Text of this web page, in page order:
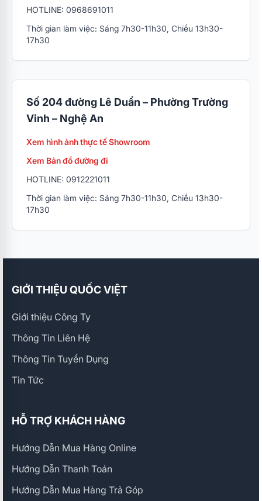
HOTLINE: 0968691011
Thời gian làm việc: Sáng 7h30-11h30, Chiều 13h30-
17h30
Số 204 đường Lê Duẩn – Phường Trường
Vinh – Nghệ An
Xem hình ảnh thực tế Showroom
Xem Bản đồ đường đi
HOTLINE: 0912221011
Thời gian làm việc: Sáng 7h30-11h30, Chiều 13h30-
17h30
GIỚI THIỆU QUỐC VIỆT
Giới thiệu Công Ty
Thông Tin Liên Hệ
Thông Tin Tuyển Dụng
Tin Tức
HỖ TRỢ KHÁCH HÀNG
Hướng Dẫn Mua Hàng Online
Hướng Dẫn Thanh Toán
Hướng Dẫn Mua Hàng Trả Góp